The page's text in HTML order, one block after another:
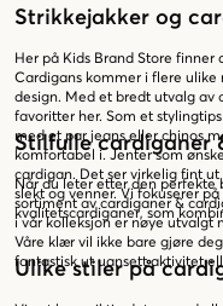
Strikkejakker og
Her på Kids Brand Store
Cardigans kommer i flere
design. Med et bredt utvalg av
favoritter her. Som et
med et par jeans eller chinos
komfortabel i. Jenter som
cardigan. Det ser virkelig fint
slekt og venner. Vi fokuserer
kvalitetscardiganer, som
Stilfulle cardiganer
Når du leter etter den
sortiment av cardiganer &
i vår kolleksjon er nøye utvalgt
Våre klær vil ikke bare gjøre
fantastisk ut uansett aktivitet
Ulike stiler på